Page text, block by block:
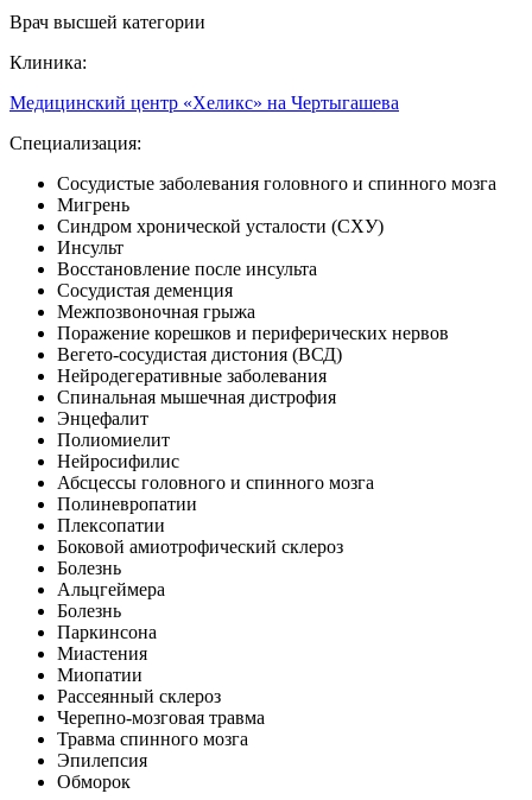
Врач высшей категории
Клиника:
Медицинский центр «Хеликс» на Чертыгашева
Специализация:
Сосудистые заболевания головного и спинного мозга
Мигрень
Синдром хронической усталости (СХУ)
Инсульт
Восстановление после инсульта
Сосудистая деменция
Межпозвоночная грыжа
Поражение корешков и периферических нервов
Вегето-сосудистая дистония (ВСД)
Нейродегеративные заболевания
Спинальная мышечная дистрофия
Энцефалит
Полиомиелит
Нейросифилис
Абсцессы головного и спинного мозга
Полиневропатии
Плексопатии
Боковой амиотрофический склероз
Болезнь
Альцгеймера
Болезнь
Паркинсона
Миастения
Миопатии
Рассеянный склероз
Черепно-мозговая травма
Травма спинного мозга
Эпилепсия
Обморок